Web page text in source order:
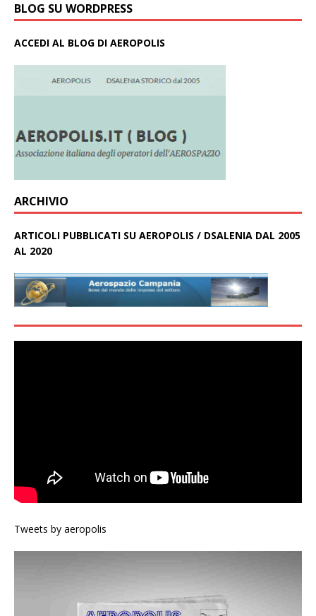
BLOG SU WORDPRESS
ACCEDI AL BLOG DI AEROPOLIS
ARCHIVIO
ARTICOLI PUBBLICATI SU AEROPOLIS / DSALENIA DAL 2005
AL 2020
Tweets by aeropolis